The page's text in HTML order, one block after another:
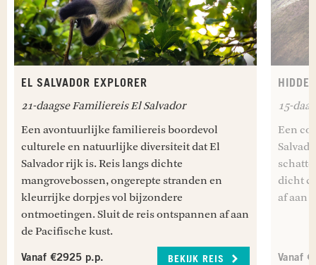
EL SALVADOR EXPLORER
21-daagse Familiereis El Salvador
Een avontuurlijke familiereis boordevol
culturele en natuurlijke diversiteit dat El
Salvador rijk is. Reis langs dichte
mangrovebossen, ongerepte stranden en
kleurrijke dorpjes vol bijzondere
ontmoetingen. Sluit de reis ontspannen af aan
de Pacifische kust.
Vanaf €2925 p.p. BEKIJK REIS
15-
Een
dicht
af aan
Vanaf